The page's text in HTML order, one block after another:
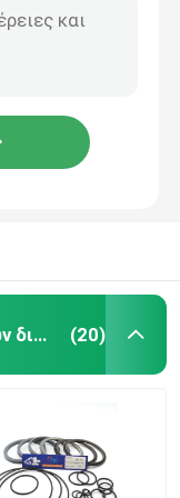
Υδραυλική εξάρτηση σφραγίδων διακοπτών (20)